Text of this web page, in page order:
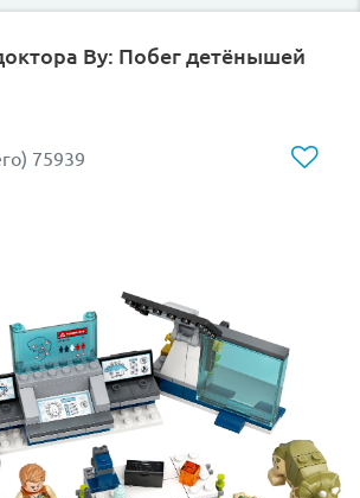
оборудования.
двухлопастному винту,
крыше, вертолёт может
мягкую посадку на
в собранном виде составляет
присутствует фигурка
крыльями и
а также 2 минифигурки с
Ву: Побег детёнышей
75939